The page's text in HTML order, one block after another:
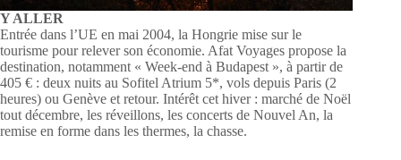
Y ALLER
Entrée dans l’UE en mai 2004, la Hongrie mise sur le
tourisme pour relever son économie. Afat Voyages propose la
destination, notamment « Week-end à Budapest », à partir de
405 € : deux nuits au Sofitel Atrium 5*, vols depuis Paris (2
heures) ou Genève et retour. Intérêt cet hiver : marché de Noël
tout décembre, les réveillons, les concerts de Nouvel An, la
remise en forme dans les thermes, la chasse.